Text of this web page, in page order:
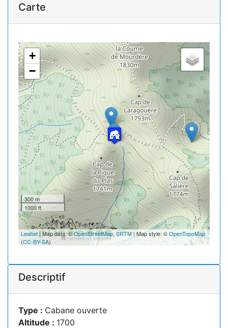
Carte
+
−
300 m
1000 ft
Leaflet| Map data: ©OpenStreetMap, SRTM | Map style: ©OpenTopoMap
(CC-BY-SA)
Descriptif
Type : Cabane ouverte
Altitude : 1700